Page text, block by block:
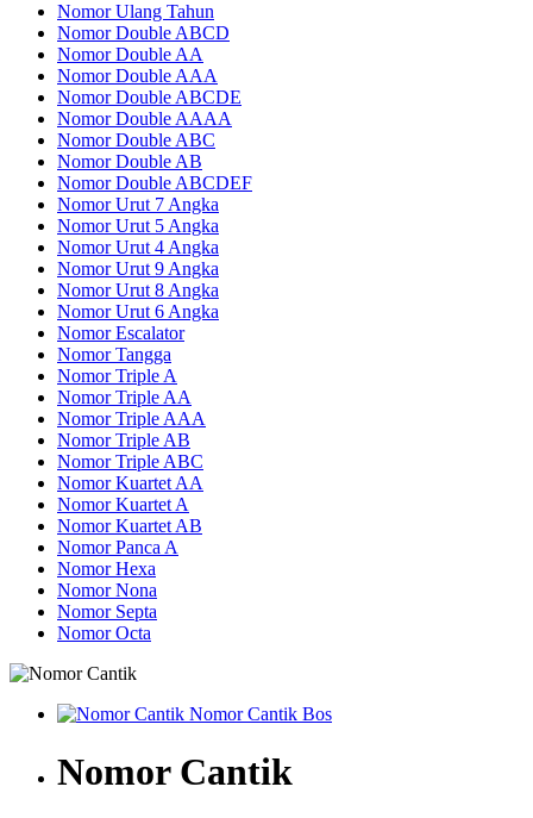
Nomor Ulang Tahun
Nomor Double ABCD
Nomor Double AA
Nomor Double AAA
Nomor Double ABCDE
Nomor Double AAAA
Nomor Double ABC
Nomor Double AB
Nomor Double ABCDEF
Nomor Urut 7 Angka
Nomor Urut 5 Angka
Nomor Urut 4 Angka
Nomor Urut 9 Angka
Nomor Urut 8 Angka
Nomor Urut 6 Angka
Nomor Escalator
Nomor Tangga
Nomor Triple A
Nomor Triple AA
Nomor Triple AAA
Nomor Triple AB
Nomor Triple ABC
Nomor Kuartet AA
Nomor Kuartet A
Nomor Kuartet AB
Nomor Panca A
Nomor Hexa
Nomor Nona
Nomor Septa
Nomor Octa
Nomor Cantik